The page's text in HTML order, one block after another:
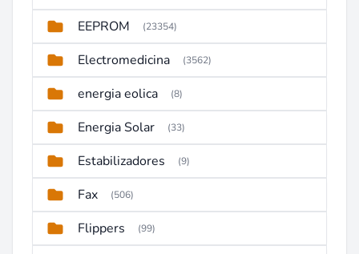
EEPROM (23354)
Electromedicina (3562)
energia eolica (8)
Energia Solar (33)
Estabilizadores (9)
Fax (506)
Flippers (99)